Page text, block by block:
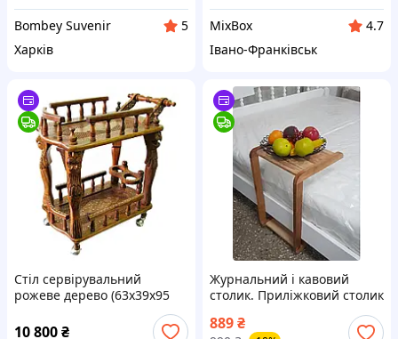
Bombey Suvenir
5
Харків
MixBox
4.7
Івано-Франківськ
Стіл сервірувальний
рожеве дерево (63х39х95
10 800₴
Журнальний і кавовий
столик. Приліжковий столик
комп'ютерний.
889₴